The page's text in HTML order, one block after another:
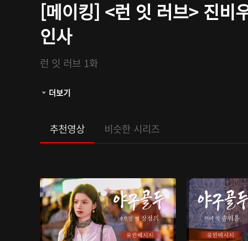
[메이킹] <런 잇 러브> 진비
인사
런 잇 러브 1화
관람등급:
더보기
추천영상 비슷한 시리즈